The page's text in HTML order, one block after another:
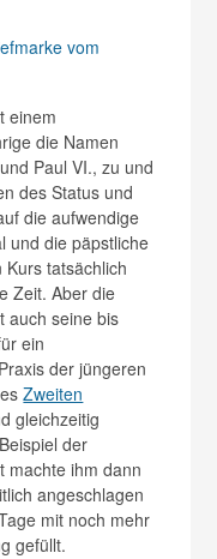
einem
die Namen
und Paul VI., zu und
des Status und
die aufwendige
und die päpstliche
tatsächlich
Zeit. Aber die
auch seine bis
ein
der jüngeren
Zweiten
gleichzeitig
der
machte ihm dann
angeschlagen
mit noch mehr
gefüllt.